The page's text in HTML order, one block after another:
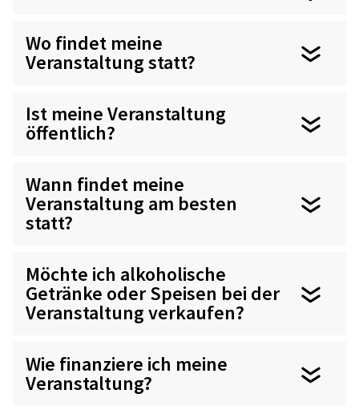
Wo findet meine
Veranstaltung statt?
Ist meine Veranstaltung
öffentlich?
Wann findet meine
Veranstaltung am besten
statt?
Möchte ich alkoholische
Getränke oder Speisen bei der
Veranstaltung verkaufen?
Wie finanziere ich meine
Veranstaltung?